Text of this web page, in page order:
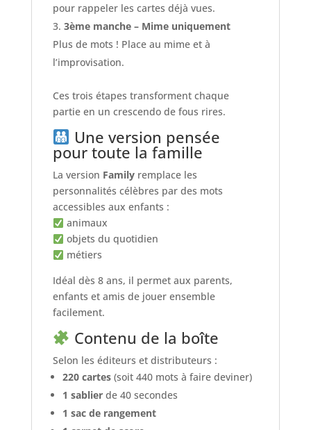
pour rappeler les cartes déjà vues.
3ème manche – Mime uniquement
Plus de mots ! Place au mime et à
l’improvisation.
Ces trois étapes transforment chaque
partie en un crescendo de fous rires.
Une version pensée
pour toute la famille
La version Familyremplace les
personnalités célèbres par des mots
accessibles aux enfants :
animaux
objets du quotidien
métiers
Idéal dès 8 ans, il permet aux parents,
enfants et amis de jouer ensemble
facilement.
Contenu de la boîte
Selon les éditeurs et distributeurs :
220 cartes(soit 440 mots à faire deviner)
1 sablierde 40 secondes
1 sac de rangement